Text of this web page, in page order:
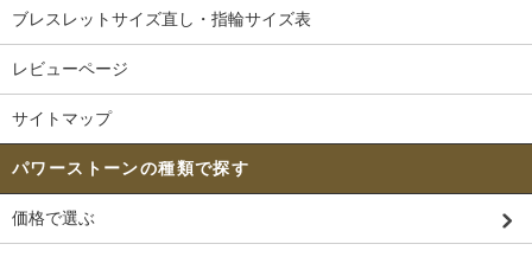
ブレスレットサイズ直し・指輪サイズ表
レビューページ
サイトマップ
パワーストーンの種類で探す
価格で選ぶ